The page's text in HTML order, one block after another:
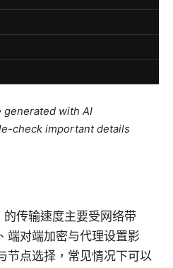
with AI
check important details
传输速度主要受网络带
端对端加密与代理设置影
节点选择，常见情况下可以